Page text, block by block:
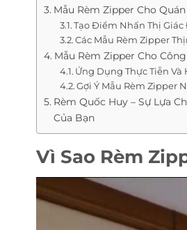
Mẫu Rèm Zipper Cho Quán
Tạo Điểm Nhấn Thị
Các Mẫu Rèm Zipper
Mẫu Rèm Zipper Cho
Ứng Dụng Thực Tiễn Và
Gợi Ý Mẫu Rèm Zipper
Rèm Quốc Huy – Sự Lựa
Của Bạn
Vì Sao Rèm